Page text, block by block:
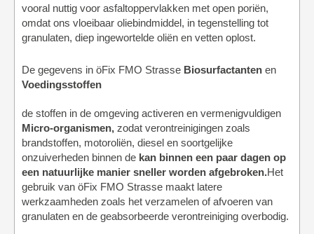
vooral nuttig voor asfaltoppervlakken met open poriën,
omdat ons vloeibaar oliebindmiddel, in tegenstelling tot
granulaten, diep ingewortelde oliën en vetten oplost.
De gegevens in öFix FMO Strasse Biosurfactanten en
Voedingsstoffen
de stoffen in de omgeving activeren en vermenigvuldigen
Micro-organismen, zodat verontreinigingen zoals
brandstoffen, motoroliën, diesel en soortgelijke
onzuiverheden binnen de kan binnen een paar dagen op
een natuurlijke manier sneller worden afgebroken.Het
gebruik van öFix FMO Strasse maakt latere
werkzaamheden zoals het verzamelen of afvoeren van
granulaten en de geabsorbeerde verontreiniging overbodig.